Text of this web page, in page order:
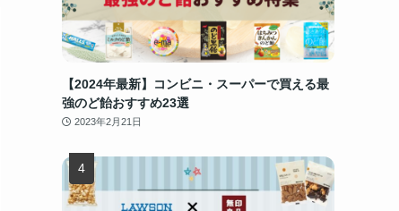
【2024年最新】コンビニ・スーパーで買える最
強のど飴おすすめ23選
2023年2月21日